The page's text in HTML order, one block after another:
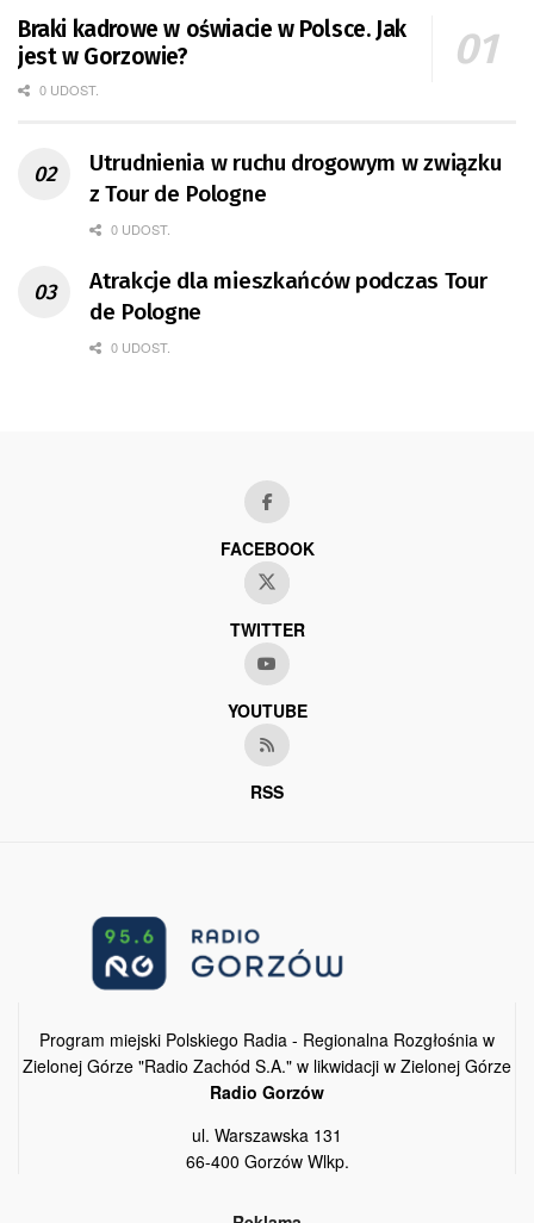
Braki kadrowe w oświacie w Polsce. Jak
jest w Gorzowie?
0 UDOST.
Utrudnienia w ruchu drogowym w związku
z Tour de Pologne
0 UDOST.
Atrakcje dla mieszkańców podczas Tour
de Pologne
0 UDOST.
FACEBOOK
TWITTER
YOUTUBE
RSS
Program miejski Polskiego Radia - Regionalna Rozgłośnia w
Zielonej Górze "Radio Zachód S.A." w likwidacji w Zielonej Górze
Radio Gorzów
ul. Warszawska 131
66-400 Gorzów Wlkp.